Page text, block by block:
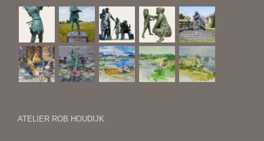
ATELIER ROB HOUDIJK